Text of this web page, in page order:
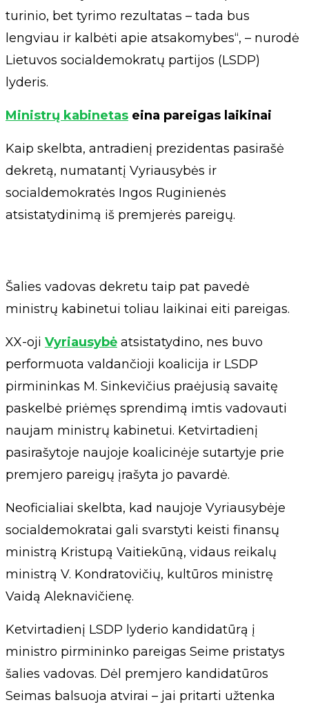
turinio, bet tyrimo rezultatas – tada bus
lengviau ir kalbėti apie atsakomybes“, – nurodė
Lietuvos socialdemokratų partijos (LSDP)
lyderis.
Ministrų kabinetas eina pareigas laikinai
Kaip skelbta, antradienį prezidentas pasirašė
dekretą, numatantį Vyriausybės ir
socialdemokratės Ingos Ruginienės
atsistatydinimą iš premjerės pareigų.
Šalies vadovas dekretu taip pat pavedė
ministrų kabinetui toliau laikinai eiti pareigas.
XX-oji Vyriausybė atsistatydino, nes buvo
performuota valdančioji koalicija ir LSDP
pirmininkas M. Sinkevičius praėjusią savaitę
paskelbė priėmęs sprendimą imtis vadovauti
naujam ministrų kabinetui. Ketvirtadienį
pasirašytoje naujoje koalicinėje sutartyje prie
premjero pareigų įrašyta jo pavardė.
Neoficialiai skelbta, kad naujoje Vyriausybėje
socialdemokratai gali svarstyti keisti finansų
ministrą Kristupą Vaitiekūną, vidaus reikalų
ministrą V. Kondratovičių, kultūros ministrę
Vaidą Aleknavičienę.
Ketvirtadienį LSDP lyderio kandidatūrą į
ministro pirmininko pareigas Seime pristatys
šalies vadovas. Dėl premjero kandidatūros
Seimas balsuoja atvirai – jai pritarti užtenka